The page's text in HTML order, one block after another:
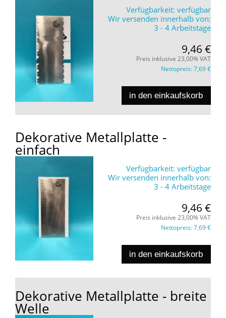
Verfügbarkeit: verfügbar
Wir versenden innerhalb von:
3 - 4 Arbeitstage
9,46 €
Preis inklusive 23,00% VAT
Nettopreis:7,69 €
in den einkaufskorb
Dekorative Metallplatte -
einfach
Verfügbarkeit: verfügbar
Wir versenden innerhalb von:
3 - 4 Arbeitstage
9,46 €
Preis inklusive 23,00% VAT
Nettopreis:7,69 €
in den einkaufskorb
Dekorative Metallplatte - breite
Welle